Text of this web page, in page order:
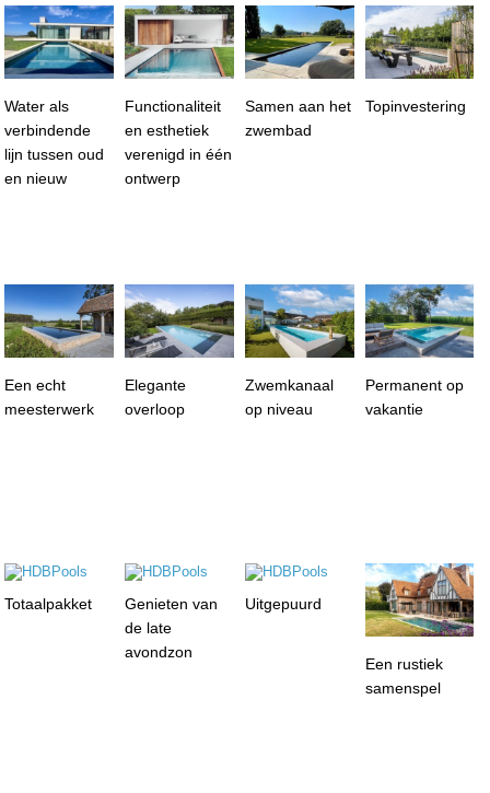
Water als
verbindende
lijn tussen oud
en nieuw
Functionaliteit
en esthetiek
verenigd in één
ontwerp
Samen aan het
zwembad
Topinvestering
Een echt
meesterwerk
Elegante
overloop
Zwemkanaal
op niveau
Permanent op
vakantie
Totaalpakket
Genieten van
de late
avondzon
Uitgepuurd
Een rustiek
samenspel